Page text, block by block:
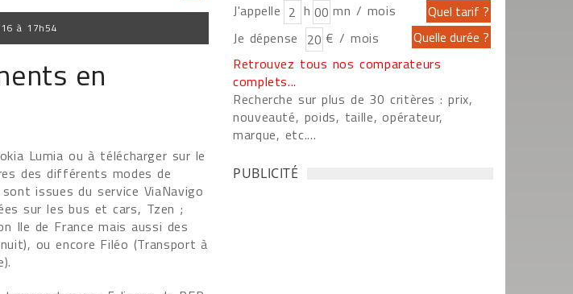
à 17h54
en
Lumia ou à télécharger sur le
des différents modes de
issues du service ViaNavigo
sur les bus et cars, Tzen ;
Ile de France mais aussi des
ou encore Filéo (Transport à
J'appelle h
mn / mois
Je dépense
€ / mois
Retrouvez tous nos comparateurs
complets...
Recherche sur plus de 30 critères : prix,
nouveauté, poids, taille, opérateur,
marque, etc....
PUBLICITÉ